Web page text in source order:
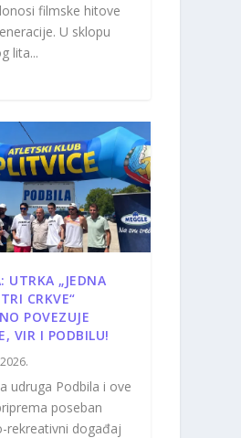
filmske hitove
U sklopu
lita...
UTRKA „JEDNA
CRKVE“
POVEZUJE
VIR I PODBILU!
udruga Podbila i ove
poseban
rekreativni događaj